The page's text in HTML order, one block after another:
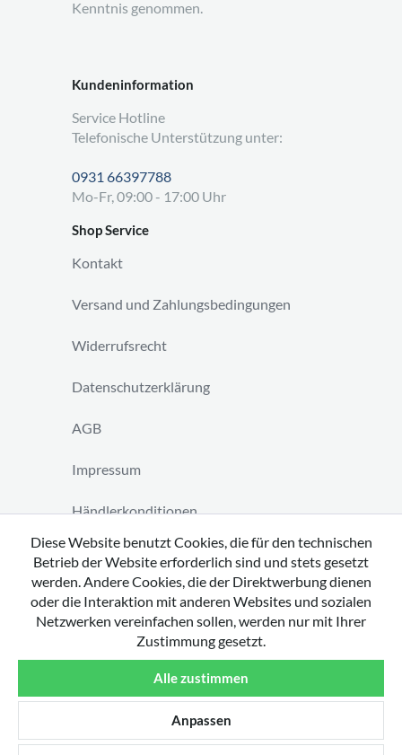
Kundeninformation
Service Hotline
Telefonische Unterstützung unter:
0931 66397788
Mo-Fr, 09:00 - 17:00 Uhr
Shop Service
Kontakt
Versand und Zahlungsbedingungen
Widerrufsrecht
Datenschutzerklärung
AGB
Impressum
Händlerkonditionen
Vertrag widerrufen
Kenntnis genommen.
Diese Website benutzt Cookies, die für den technischen
Betrieb der Website erforderlich sind und stets gesetzt
werden. Andere Cookies, die der Direktwerbung dienen
oder die Interaktion mit anderen Websites und sozialen
Netzwerken vereinfachen sollen, werden nur mit Ihrer
Zustimmung gesetzt.